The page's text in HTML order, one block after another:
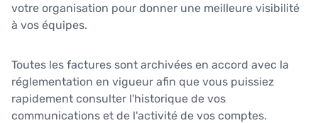
votre organisation pour donner une meilleure visibilité
à vos équipes.
Toutes les factures sont archivées en accord avec la
réglementation en vigueur afin que vous puissiez
rapidement consulter l'historique de vos
communications et de l'activité de vos comptes.